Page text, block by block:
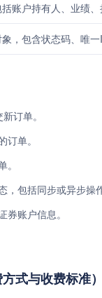
账户持有人、业绩
，包含状态码、唯
订单。
单。
，包括同步或异步操
账户信息。
式与收费标准